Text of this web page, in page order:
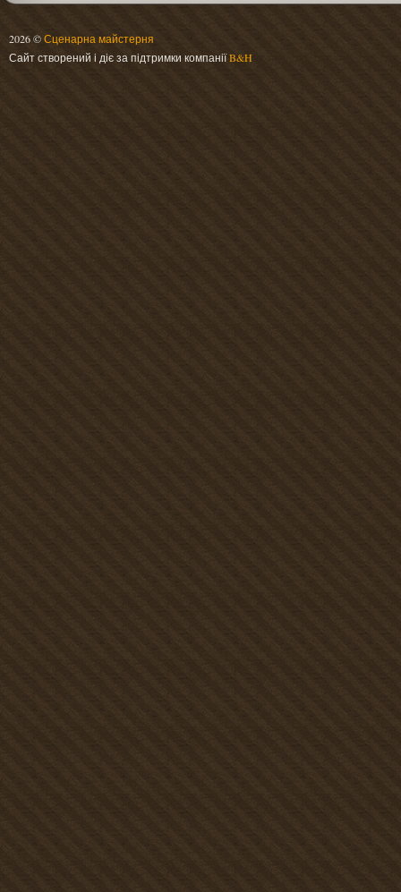
2026 ©Сценарна майстерня
Сайт створений і діє за підтримки компаніїB&H